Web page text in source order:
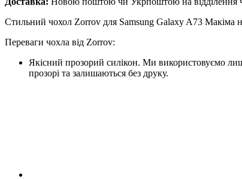
Стильний чохол Zorrov для Samsung Galaxy A73 Макіма
Переваги чохла від Zorrov:
Якісний прозорий силікон. Ми використовуємо
прозорі та залишаються без друку.